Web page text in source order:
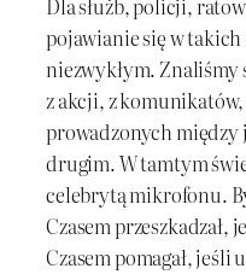
pojawianie się w
niezwykłym. Znaliśmy
z akcji, z
prowadzonych między
drugim. W tamtym
celebrytą mikrofonu.
Czasem przeszkadzał,
Czasem pomagał,